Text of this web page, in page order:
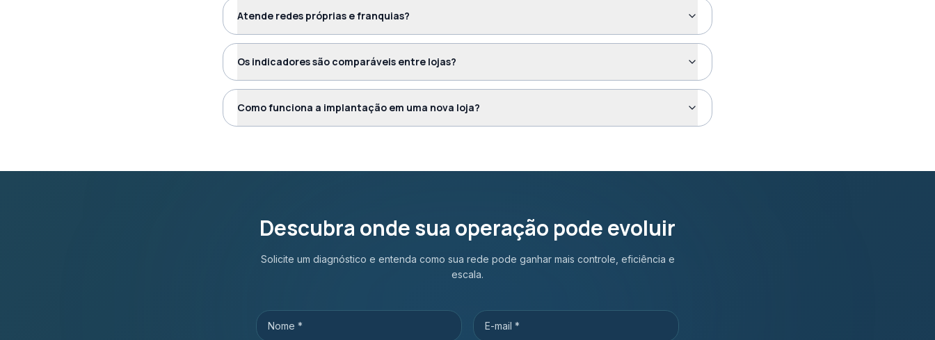
Atende redes próprias e franquias?
Os indicadores são comparáveis entre lojas?
Como funciona a implantação em uma nova loja?
Descubra onde sua operação pode evoluir
Solicite um diagnóstico e entenda como sua rede pode ganhar mais controle, eficiência e
escala.